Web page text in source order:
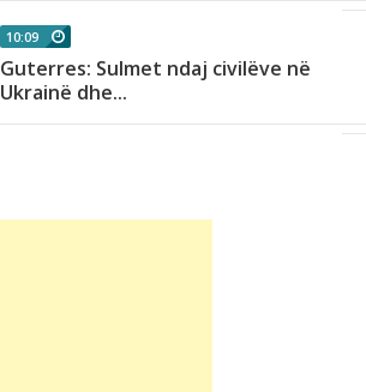
10:09
Guterres: Sulmet ndaj civilëve në
Ukrainë dhe...